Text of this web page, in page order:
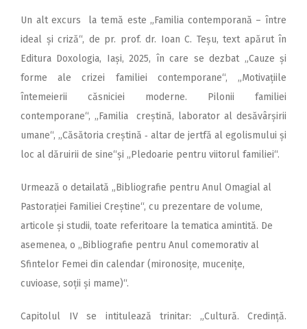
Un alt excurs la temă este „Familia contemporană – între
ideal și criză“, de pr. prof. dr. Ioan C. Teșu, text apărut în
Editura Doxologia, Iași, 2025, în care se dezbat „Cauze și
forme ale crizei familiei contemporane“, „Motivațiile
întemeierii căsniciei moderne. Pilonii familiei
contemporane“, „Familia creștină, laborator al desăvârșirii
umane“, „Căsătoria creștină ‑ altar de jertfă al egolismului și
loc al dăruirii de sine“și „Pledoarie pentru viitorul familiei“.
Urmează o detailată „Bibliografie pentru Anul Omagial al
Pastorației Familiei Creștine“, cu prezentare de volume,
articole și studii, toate referitoare la tematica amintită. De
asemenea, o „Bibliografie pentru Anul comemorativ al
Sfintelor Femei din calendar (mironosițe, mucenițe,
cuvioase, soții și mame)“.
Capitolul IV se intitulează trinitar: „Cultură. Credință.